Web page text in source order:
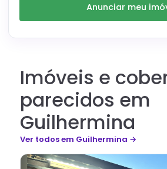
Anunciar meu
Imóveis e
parecidos em
Guilhermina
Ver todosem Guilhermina →